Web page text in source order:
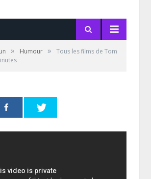
» Humour »
Tous les films de Tom